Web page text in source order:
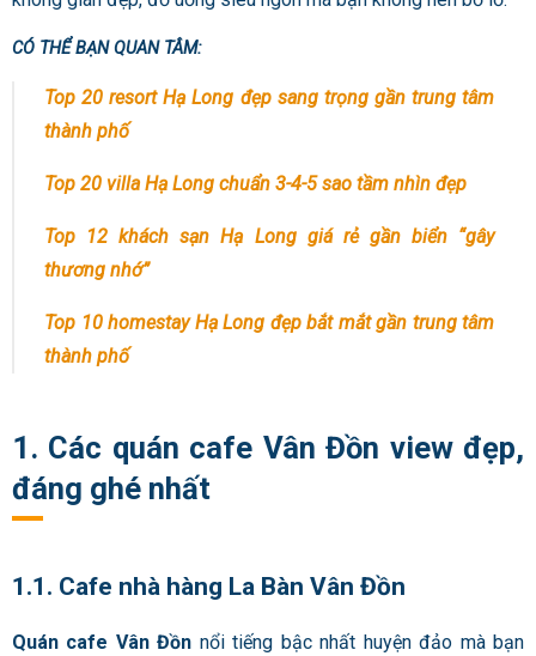
CÓ THỂ BẠN QUAN TÂM:
Top 20 resort Hạ Long đẹp sang trọng gần trung tâm
thành phố
Top 20 villa Hạ Long chuẩn 3-4-5 sao tầm nhìn đẹp
Top 12 khách sạn Hạ Long giá rẻ gần biển “gây
thương nhớ”
Top 10 homestay Hạ Long đẹp bắt mắt gần trung tâm
thành phố
1. Các quán cafe Vân Đồn view đẹp,
đáng ghé nhất
1.1. Cafe nhà hàng La Bàn Vân Đồn
Quán cafe Vân Đồn nổi tiếng bậc nhất huyện đảo mà bạn